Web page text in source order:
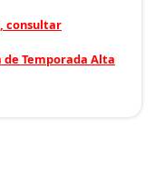
consultar
de Temporada Alta